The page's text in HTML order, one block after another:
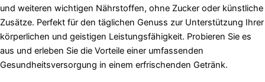
und weiteren wichtigen Nährstoffen, ohne Zucker oder künstliche
Zusätze. Perfekt für den täglichen Genuss zur Unterstützung Ihrer
körperlichen und geistigen Leistungsfähigkeit. Probieren Sie es
aus und erleben Sie die Vorteile einer umfassenden
Gesundheitsversorgung in einem erfrischenden Getränk.